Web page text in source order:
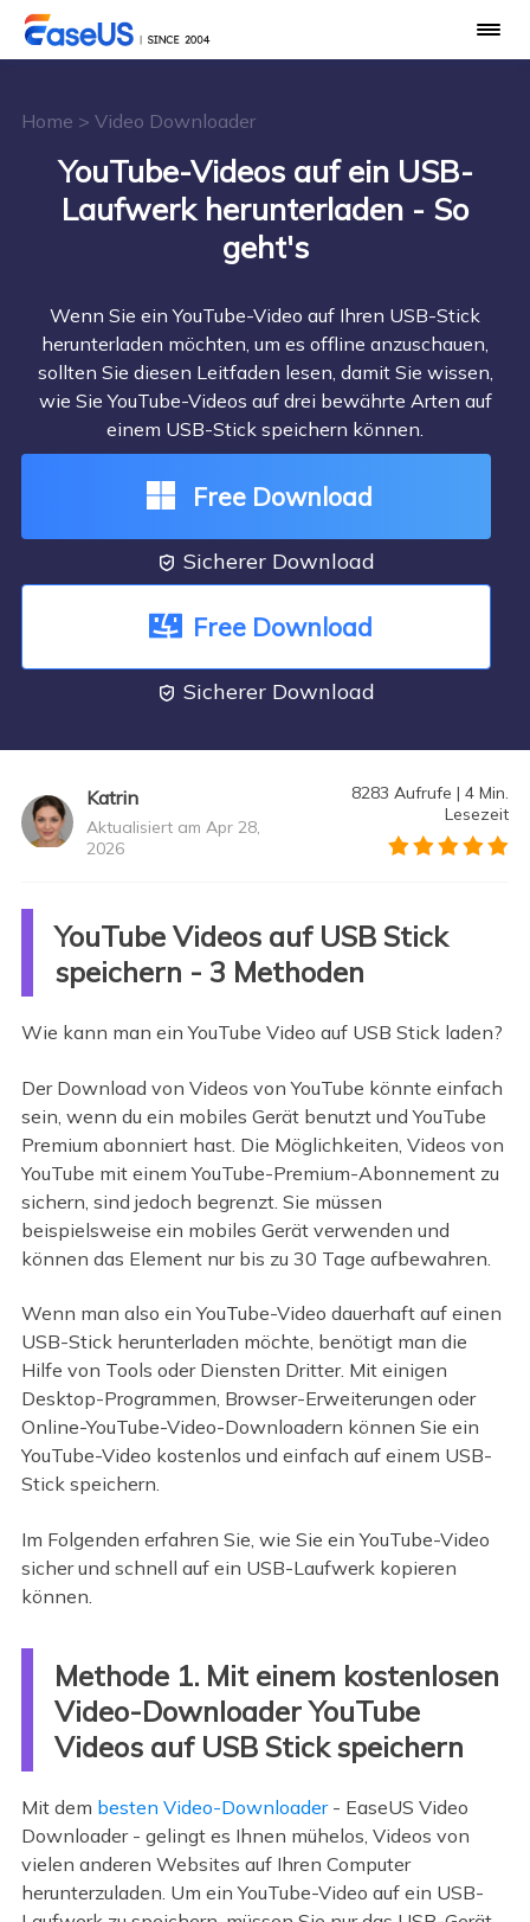
Home > Video Downloader
YouTube-Videos auf ein USB-
Laufwerk herunterladen - So
geht's
Wenn Sie ein YouTube-Video auf Ihren USB-Stick
herunterladen möchten, um es offline anzuschauen,
sollten Sie diesen Leitfaden lesen, damit Sie wissen,
wie Sie YouTube-Videos auf drei bewährte Arten auf
einem USB-Stick speichern können.
Free Download
 Sicherer Download
Free Download
 Sicherer Download
Katrin
Aktualisiert am Apr 28,
2026
8283 Aufrufe |4 Min.
Lesezeit
YouTube Videos auf USB Stick
speichern - 3 Methoden
Wie kann man ein YouTube Video auf USB Stick laden?
Der Download von Videos von YouTube könnte einfach
sein, wenn du ein mobiles Gerät benutzt und YouTube
Premium abonniert hast. Die Möglichkeiten, Videos von
YouTube mit einem YouTube-Premium-Abonnement zu
sichern, sind jedoch begrenzt. Sie müssen
beispielsweise ein mobiles Gerät verwenden und
können das Element nur bis zu 30 Tage aufbewahren.
Wenn man also ein YouTube-Video dauerhaft auf einen
USB-Stick herunterladen möchte, benötigt man die
Hilfe von Tools oder Diensten Dritter. Mit einigen
Desktop-Programmen, Browser-Erweiterungen oder
Online-YouTube-Video-Downloadern können Sie ein
YouTube-Video kostenlos und einfach auf einem USB-
Stick speichern.
Im Folgenden erfahren Sie, wie Sie ein YouTube-Video
sicher und schnell auf ein USB-Laufwerk kopieren
können.
Methode 1. Mit einem kostenlosen
Video-Downloader YouTube
Videos auf USB Stick speichern
Mit dem besten Video-Downloader- EaseUS Video
Downloader - gelingt es Ihnen mühelos, Videos von
vielen anderen Websites auf Ihren Computer
herunterzuladen. Um ein YouTube-Video auf ein USB-